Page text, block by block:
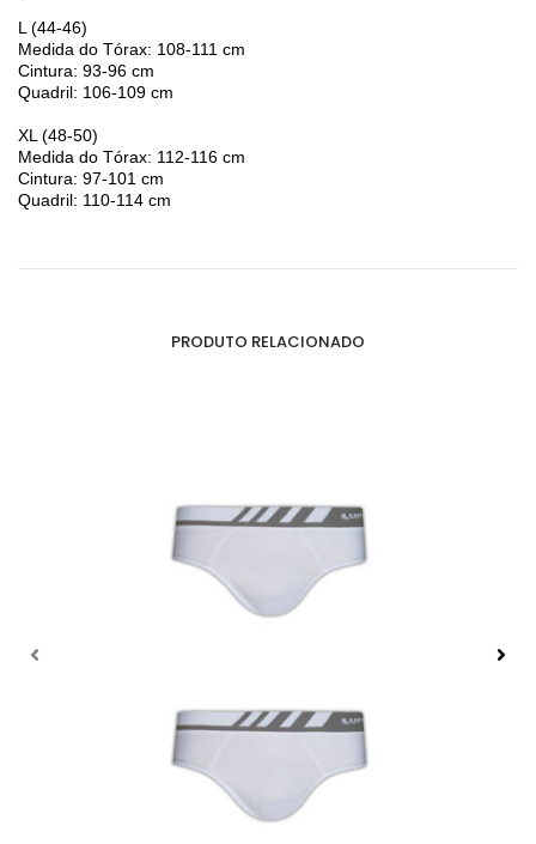
L (44-46)
Medida do Tórax: 108-111 cm
Cintura: 93-96 cm
Quadril: 106-109 cm
XL (48-50)
Medida do Tórax: 112-116 cm
Cintura: 97-101 cm
Quadril: 110-114 cm
PRODUTO RELACIONADO